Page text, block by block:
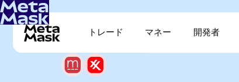
トレード マネー 開発者